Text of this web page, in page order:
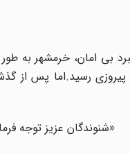
خرداد ۱۳۶۱ پس از ۳۴ روز نبرد
«شنوندگان عزیز توجه